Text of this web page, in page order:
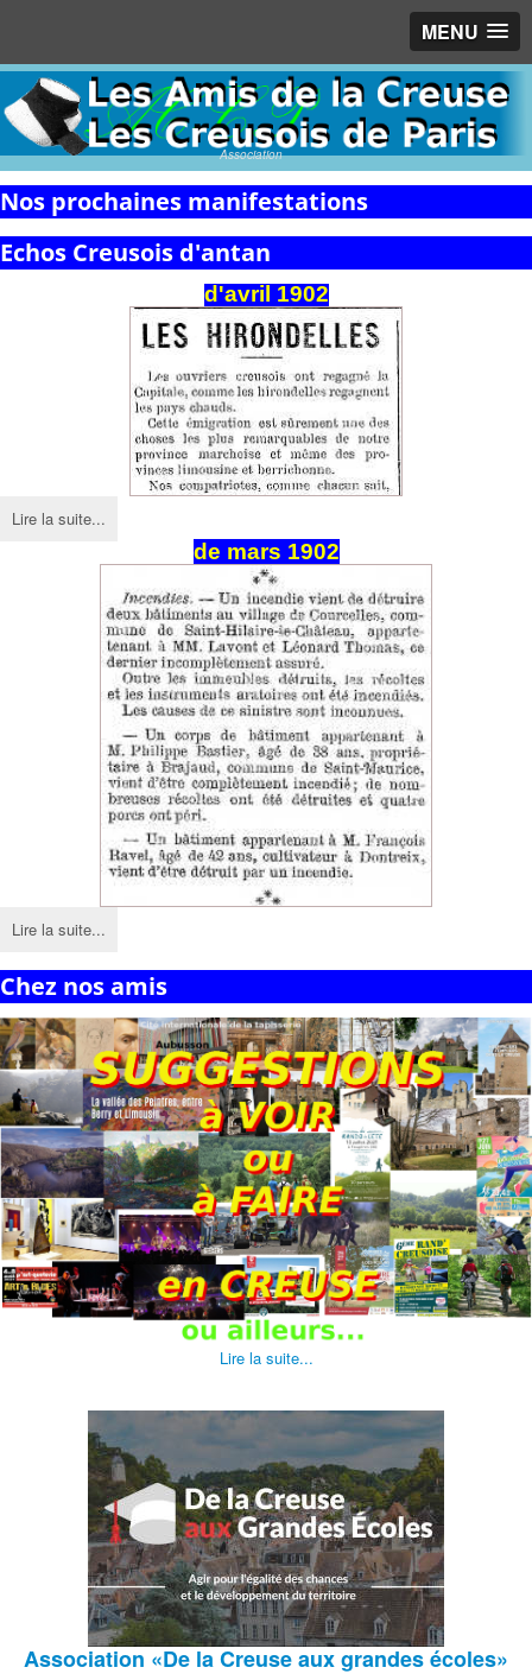
MENU
Association
Nos prochaines manifestations
Echos Creusois d'antan
d'avril 1902
Lire la suite...
de mars 1902
Lire la suite...
Chez nos amis
Lire la suite...
Association «De la Creuse aux grandes écoles»